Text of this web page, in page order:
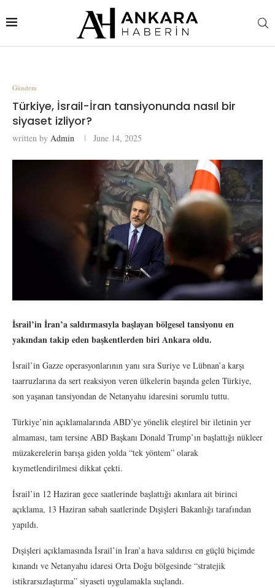
Gündem
Türkiye, İsrail-İran tansiyonunda nasıl bir
siyaset izliyor?
written by Admin June 14, 2025
İsrail’in İran’a saldırmasıyla başlayan bölgesel tansiyonu en
yakından takip eden başkentlerden biri Ankara oldu.
İsrail’in Gazze operasyonlarının yanı sıra Suriye ve Lübnan’a karşı
taarruzlarına da sert reaksiyon veren ülkelerin başında gelen Türkiye,
son yaşanan tansiyondan de Netanyahu idaresini sorumlu tuttu.
Türkiye’nin açıklamalarında ABD’ye yönelik eleştirel bir iletinin yer
almaması, tam tersine ABD Başkanı Donald Trump’ın başlattığı nükleer
müzakerelerin barışa giden yolda “tek yöntem” olarak
kıymetlendirilmesi dikkat çekti.
İsrail’in 12 Haziran gece saatlerinde başlattığı akınlara ait birinci
açıklama, 13 Haziran sabah saatlerinde Dışişleri Bakanlığı tarafından
yapıldı.
Dışişleri açıklamasında İsrail’in İran’a hava saldırısı en güçlü biçimde
kınandı ve Netanyahu idaresi Orta Doğu bölgesinde “stratejik
istikrarsızlaştırma” siyaseti uygulamakla suçlandı.